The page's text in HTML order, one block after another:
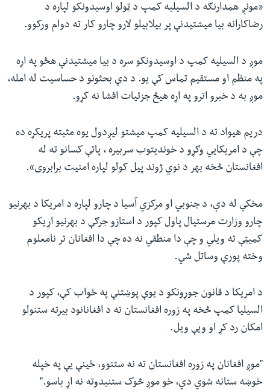
«مونږ همدارنګه د السیلیه کمپ د ټولو اوسیدونکو لپاره د
رضاکارانه بیا میشتیدنې پر بیلابیلو لارو چارو کار ته دوام ورکوو.
موږ د السیلیه کمپ د اوسیدونکو سره د بیا میشتیدنې هڅو په اړه
په منظم او مستقیم تماس کې یو. د دې بحثونو د حساسیت له امله،
موږ به د خبرو اترو په اړه هیڅ جزئیات افشا نه کړو.
دریم هیواد ته د السیلیه کمپ میشتو لیږدول یوه مثبته پریکړه ده
چې د امریکایي وګړو د خوندیتوب سربیره ، پاتې کسانو ته له
افغانستان څخه بهر د نوي ژوند پیل کولو لپاره امنیت برابروی».
مخکې له دې، د جنوبي او مرکزي آسیا د چارو لپاره د امریکا د بهرنیو
چارو وزارت مرستیال پاول کپور د استازو جرګې د بهرنیو اړیکو
کمیټې ته ویلي و چې دا منطقي نه ده چې دا افغانان تر نامعلوم
وخته پورې وساتل شي.
د امریکا د قانون جوړونکو د یوې پوښتنې په ځواب کې، کپور د
السیلیا کمپ څخه په زوره افغانستان ته د افغانانود بیرته ستنولو
امکان رد کړ او ويې ویل.
"موږ افغانان په زوره افغانستان ته نه ستنوو، ځینې یې په خپله
خوښه ستانه شوي دي، خو موږ څوک ستنیدوته نه اړ باسو."